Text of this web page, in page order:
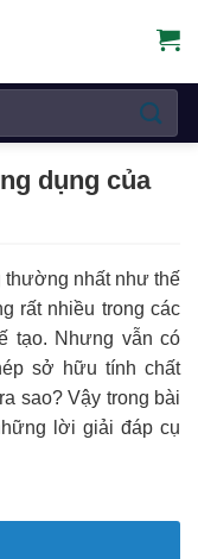
dụng của
thường nhất như thế
rất nhiều trong các
tạo. Nhưng vẫn có
sở hữu tính chất
sao? Vậy trong bài
lời giải đáp cụ